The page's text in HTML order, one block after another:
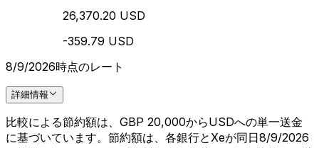
26,370.20 USD
-359.79 USD
8/9/2026時点のレート
詳細情報
比較による節約額は、GBP 20,000からUSDへの単一送金
に基づいています。節約額は、各銀行とXeが同日8/9/2026